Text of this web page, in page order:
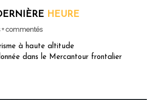
HEURE
+ commentés
à haute altitude
dans le Mercantour frontalier